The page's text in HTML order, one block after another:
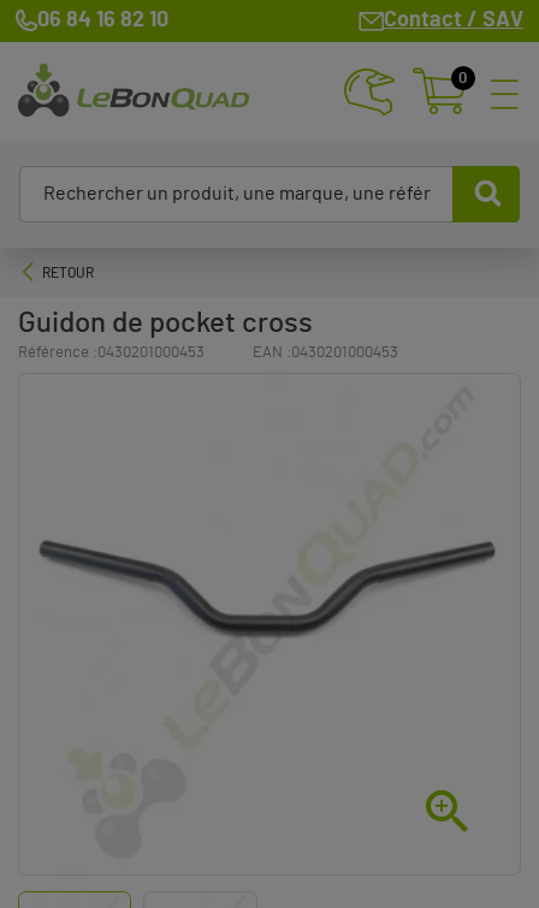
06 84 16 82 10 Contact / SAV
0
RETOUR
Guidon de pocket cross
Référence :0430201000453 EAN :0430201000453
